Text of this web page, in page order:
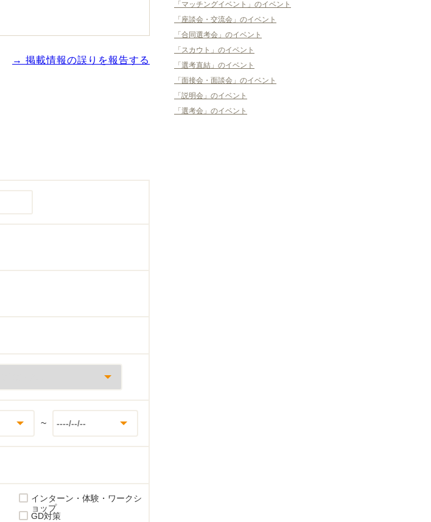
→ 掲載情報の誤りを報告する
~
インターン・体験・ワークシ
ョップ
GD対策
「マッチングイベント」のイベント
「座談会・交流会」のイベント
「合同選考会」のイベント
「スカウト」のイベント
「選考直結」のイベント
「面接会・面談会」のイベント
「説明会」のイベント
「選考会」のイベント